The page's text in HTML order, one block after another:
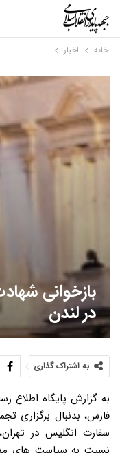
خانه اخبار
در لندن
به اشتراک گذاری
به گزارش پایگاه اطلاع
فارس، بدنبال برگزاری
سفارت انگلیس در